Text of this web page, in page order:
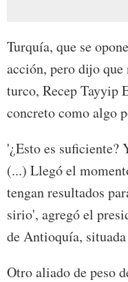
Turquía, que se
acción, pero dijo
turco, Recep Tayyip
concreto como algo
'¿Esto es suficiente?
(...) Llegó el
tengan resultados
sirio', agregó el
de Antioquía,
Otro aliado de peso